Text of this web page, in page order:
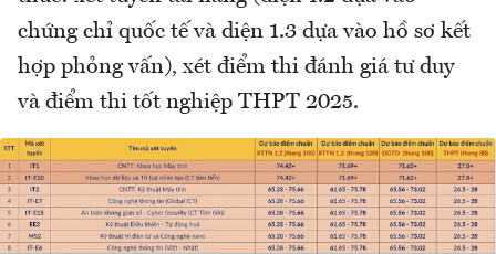
chứng chỉ quốc tế và diện 1.3 dựa vào hồ sơ kết
hợp phỏng vấn), xét điểm thi đánh giá tư duy
và điểm thi tốt nghiệp THPT 2025.